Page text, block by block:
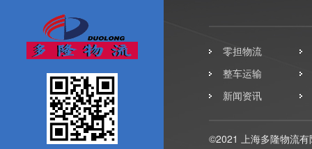
零担物流
整车运输
新闻资讯
©2021 上海多隆物流